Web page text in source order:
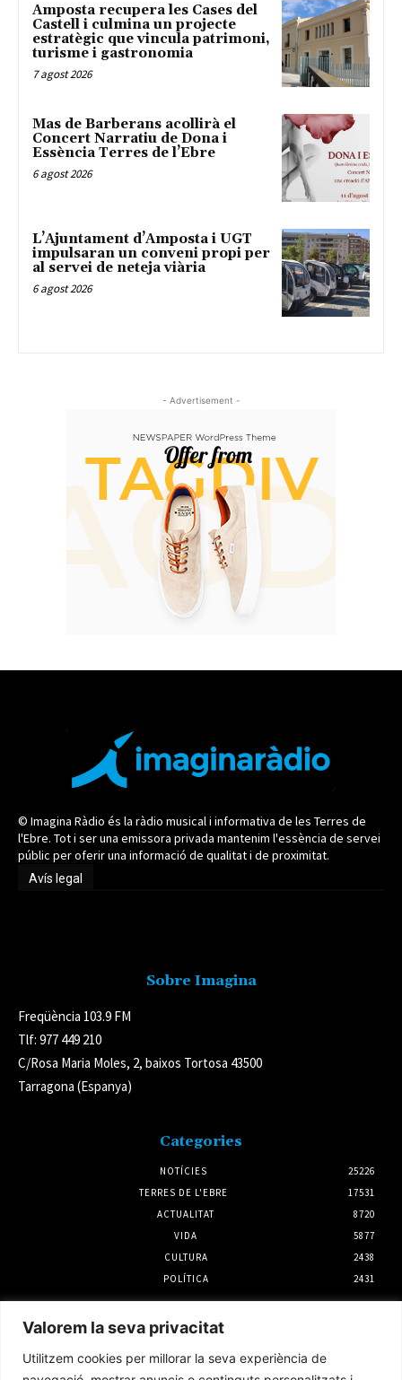
Valorem la seva privacitat
Utilitzem cookies per millorar la seva experiència de
Amposta recupera les Cases del
Castell i culmina un projecte
estratègic que vincula patrimoni,
turisme i gastronomia
7 agost 2026
Mas de Barberans acollirà el
Concert Narratiu de Dona i
Essència Terres de l’Ebre
6 agost 2026
L’Ajuntament d’Amposta i UGT
impulsaran un conveni propi per
al servei de neteja viària
6 agost 2026
- Advertisement -
© Imagina Ràdio és la ràdio musical i informativa de les Terres de
l'Ebre. Tot i ser una emissora privada mantenim l'essència de servei
públic per oferir una informació de qualitat i de proximitat.
Avís legal
Sobre Imagina
Freqüència 103.9 FM
Tlf: 977 449 210
C/Rosa Maria Moles, 2, baixos Tortosa 43500
Tarragona (Espanya)
Categories
NOTÍCIES
25226
TERRES DE L'EBRE
17531
ACTUALITAT
8720
VIDA
5877
CULTURA
2438
POLÍTICA
2431
Notícies
L’Ajuntament d’Amposta i UGT impulsaran
un conveni propi per al servei de neteja